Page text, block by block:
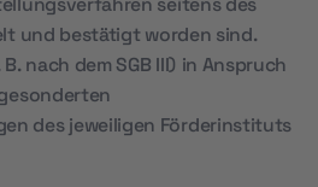
und bestätigt worden sind.
nach dem SGB III) in Anspruch
des jeweiligen Förderinstituts